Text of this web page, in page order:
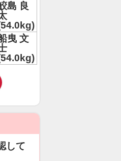
島 良
曳 文
して